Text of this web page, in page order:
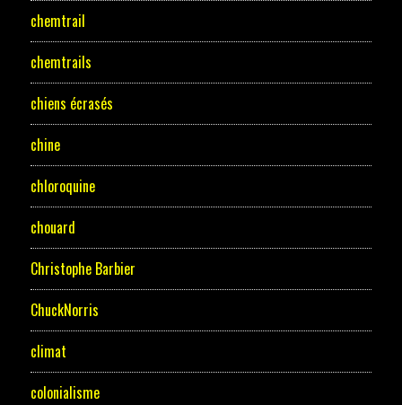
chemtrail
chemtrails
chiens écrasés
chine
chloroquine
chouard
Christophe Barbier
ChuckNorris
climat
colonialisme